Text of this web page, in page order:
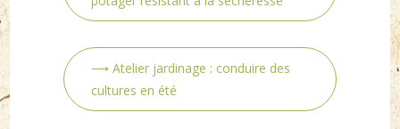
⟶ Atelier jardinage : conduire des
cultures en été